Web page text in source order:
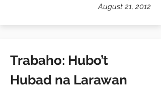
August 21, 2012
Trabaho: Hubo’t
Hubad na Larawan